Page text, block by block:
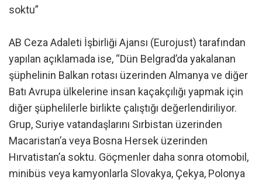
soktu”
AB Ceza Adaleti İşbirliği Ajansı (Eurojust) tarafından
yapılan açıklamada ise, “Dün Belgrad’da yakalanan
şüphelinin Balkan rotası üzerinden Almanya ve diğer
Batı Avrupa ülkelerine insan kaçakçılığı yapmak için
diğer şüphelilerle birlikte çalıştığı değerlendiriliyor.
Grup, Suriye vatandaşlarını Sırbistan üzerinden
Macaristan’a veya Bosna Hersek üzerinden
Hırvatistan’a soktu. Göçmenler daha sonra otomobil,
minibüs veya kamyonlarla Slovakya, Çekya, Polonya